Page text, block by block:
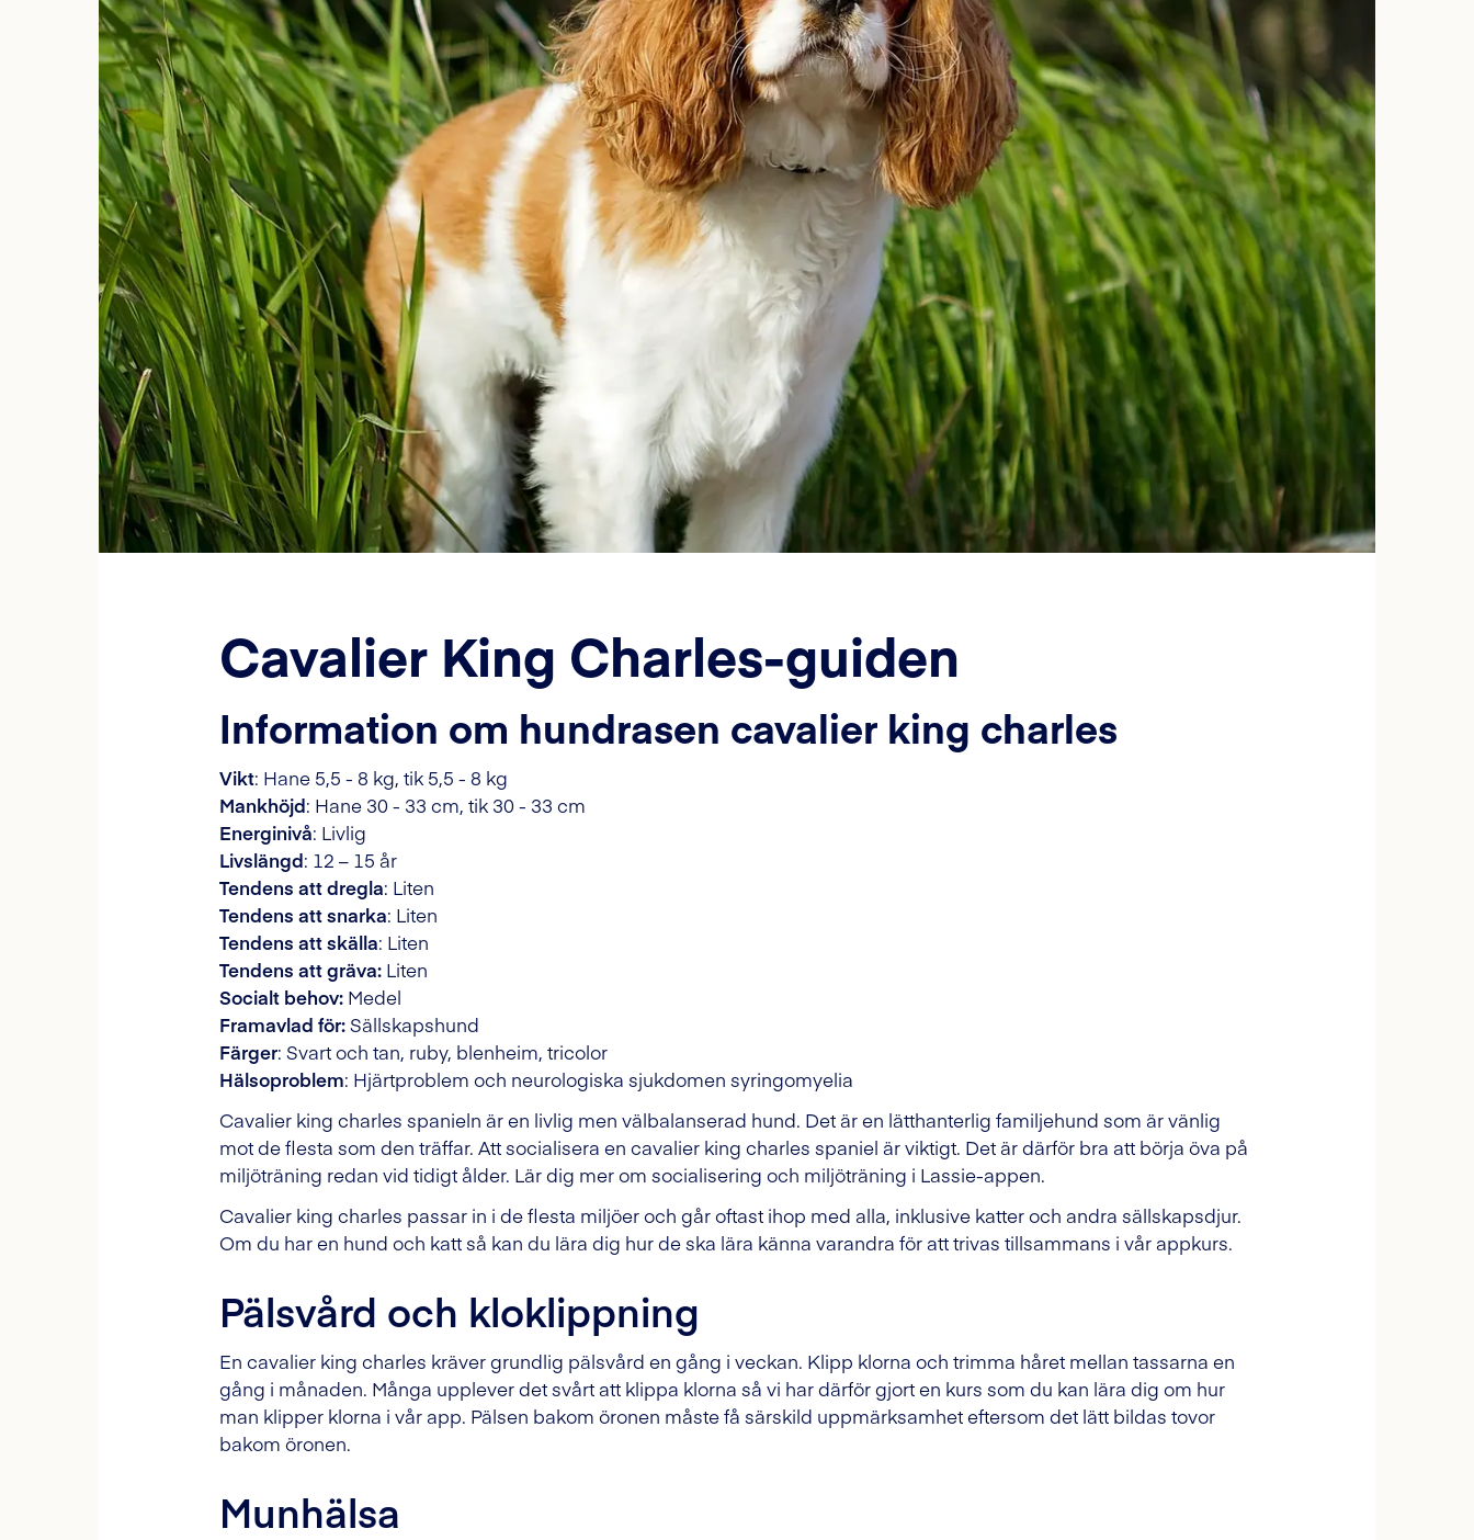
Cavalier King Charles-guiden
Information om hundrasen cavalier king charles
Vikt: Hane 5,5 - 8 kg, tik 5,5 - 8 kg
Mankhöjd: Hane 30 - 33 cm, tik 30 - 33 cm
Energinivå: Livlig
Livslängd: 12 – 15 år
Tendens att dregla: Liten
Tendens att snarka: Liten
Tendens att skälla: Liten
Tendens att gräva: Liten
Socialt behov: Medel
Framavlad för:Sällskapshund
Färger: Svart och tan, ruby, blenheim, tricolor
Hälsoproblem: Hjärtproblem och neurologiska sjukdomen syringomyelia
Cavalier king charles spanieln är en livlig men välbalanserad hund. Det är en lätthanterlig familjehund som är vänlig
mot de flesta som den träffar. Att socialisera en cavalier king charles spaniel är viktigt. Det är därför bra att börja öva på
miljöträning redan vid tidigt ålder. Lär dig mer om socialisering och miljöträning i Lassie-appen.
Cavalier king charles passar in i de flesta miljöer och går oftast ihop med alla, inklusive katter och andra sällskapsdjur.
Om du har en hund och katt så kan du lära dig hur de ska lära känna varandra för att trivas tillsammans i vår appkurs.
Pälsvård och kloklippning
En cavalier king charles kräver grundlig pälsvård en gång i veckan. Klipp klorna och trimma håret mellan tassarna en
gång i månaden. Många upplever det svårt att klippa klorna så vi har därför gjort en kurs som du kan lära dig om hur
man klipper klorna i vår app. Pälsen bakom öronen måste få särskild uppmärksamhet eftersom det lätt bildas tovor
bakom öronen.
Munhälsa